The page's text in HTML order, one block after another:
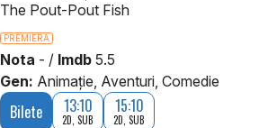
The Pout-Pout Fish
PREMIERA
Nota - / Imdb 5.5
Gen: Animaţie, Aventuri, Comedie
Bilete 13:10
2D, SUB
15:10
2D, SUB